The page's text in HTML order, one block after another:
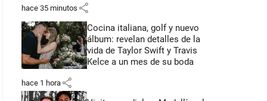
hace 35 minutos share
Cocina italiana, golf y nuevo
álbum: revelan detalles de la
vida de Taylor Swift y Travis
Kelce a un mes de su boda
hace 1 hora share